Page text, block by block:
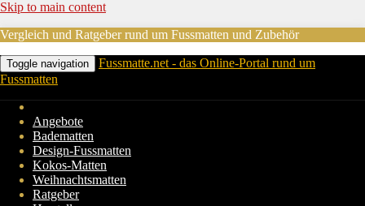
Skip to main content
Vergleich und Ratgeber rund um Fussmatten und Zubehör
Toggle navigation
Fussmatte.net - das Online-Portal rund um
Fussmatten
Angebote
Badematten
Design-Fussmatten
Kokos-Matten
Weihnachtsmatten
Ratgeber